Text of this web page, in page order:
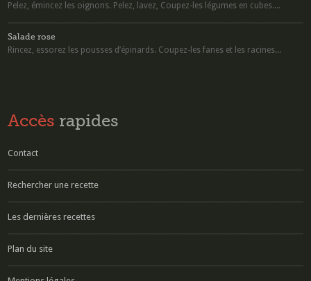
Pelez, émincez les oignons. Pelez, lavez, Coupez-les légumes en cubes....
Salade rose
Rincez, essorez les pousses d’épinards. Coupez-les fanes et les racines...
Accès rapides
Contact
Rechercher une recette
Les dernières recettes
Plan du site